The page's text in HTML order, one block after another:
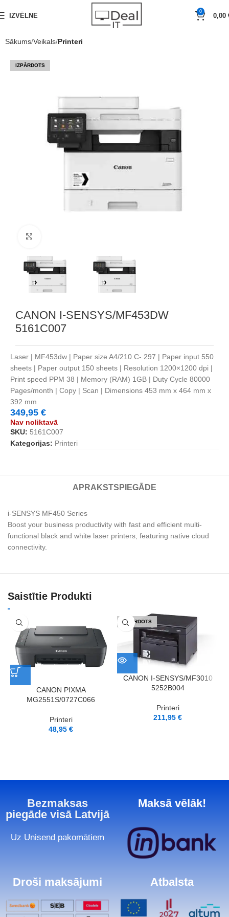
IZVĒLNE
0
0,00
Sākums Veikals Printeri
IZPĀRDOTS
CANON I-SENSYS/MF453DW
5161C007
Laser | MF453dw | Paper size A4/210 C- 297 | Paper input 550
sheets | Paper output 150 sheets | Resolution 1200×1200 dpi |
Print speed PPM 38 | Memory (RAM) 1GB | Duty Cycle 80000
Pages/month | Copy | Scan | Dimensions 453 mm x 464 mm x
392 mm
349,95 €
Nav noliktavā
SKU: 5161C007
Kategorijas: Printeri
APRAKSTS PIEGĀDE
i-SENSYS MF450 Series
Boost your business productivity with fast and efficient multi-
functional black and white laser printers, featuring native cloud
connectivity.
Saistītie Produkti
CANON PIXMA
MG2551S/0727C066
Printeri
48,95€
IZPĀRDOTS
CANON I-SENSYS/MF3010
5252B004
Printeri
211,95€
Bezmaksas
piegāde visā Latvijā
Uz Unisend pakomātiem
Maksā vēlāk!
Droši maksājumi Atbalsta